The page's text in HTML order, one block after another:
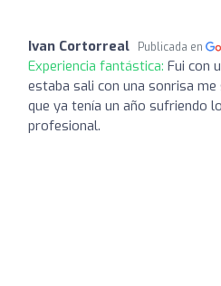
Ivan Cortorreal Publicada en
Experiencia fantástica: Fui con
estaba sali con una sonrisa
que ya tenía un año sufriendo
profesional.